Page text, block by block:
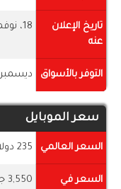
تاريخ الإعلان
عنه
18، نوفمبر، 2021
التوفر بالأسواق ديسمبر 2021
سعر الموبايل
السعر العالمي 235 دولار أمريكي
السعر في
3,550 جنيه مصري